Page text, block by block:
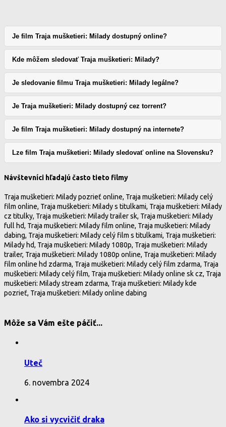
Je film Traja mušketieri: Milady dostupný online?
Kde môžem sledovať Traja mušketieri: Milady?
Je sledovanie filmu Traja mušketieri: Milady legálne?
Je Traja mušketieri: Milady dostupný cez torrent?
Je film Traja mušketieri: Milady dostupný na internete?
Lze film Traja mušketieri: Milady sledovať online na Slovensku?
Návštevníci hľadajú často tieto filmy
Traja mušketieri: Milady pozrieť online, Traja mušketieri: Milady celý
film online, Traja mušketieri: Milady s titulkami, Traja mušketieri: Milady
cz titulky, Traja mušketieri: Milady trailer sk, Traja mušketieri: Milady
full hd, Traja mušketieri: Milady film online, Traja mušketieri: Milady
dabing, Traja mušketieri: Milady celý film s titulkami, Traja mušketieri:
Milady hd, Traja mušketieri: Milady 1080p, Traja mušketieri: Milady
trailer, Traja mušketieri: Milady 1080p online, Traja mušketieri: Milady
film online hd zdarma, Traja mušketieri: Milady celý film zdarma, Traja
mušketieri: Milady celý film, Traja mušketieri: Milady online sk cz, Traja
mušketieri: Milady stream zdarma, Traja mušketieri: Milady kde
pozrieť, Traja mušketieri: Milady online dabing
Môže sa Vám ešte páčiť...
Uteč
6. novembra 2024
Ako si vycvičiť draka